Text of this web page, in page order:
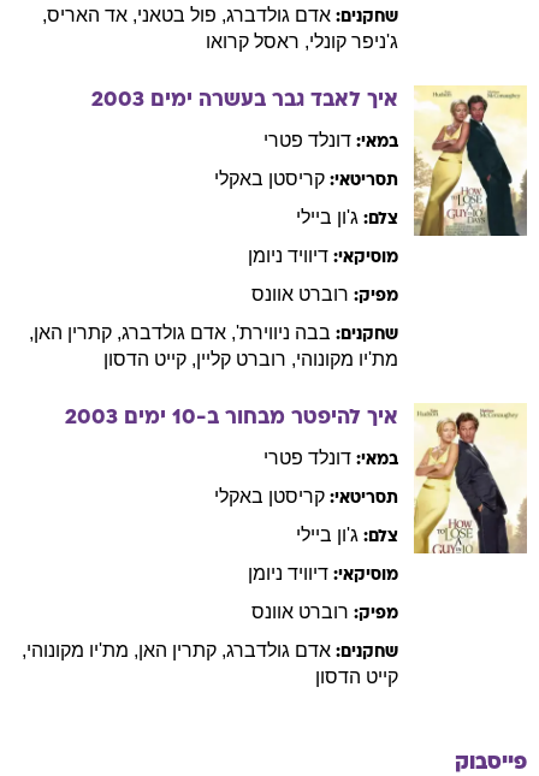
שחקנים: אדם גולדברג, פול בטאני, אד האריס,
ג'ניפר קונלי, ראסל קרואו
איך לאבד גבר בעשרה ימים 2003
במאי: דונלד פטרי
תסריטאי: קריסטן באקלי
צלם: ג'ון ביילי
מוסיקאי: דיוויד ניומן
מפיק: רוברט אוונס
שחקנים: בבה ניווירת', אדם גולדברג, קתרין האן,
מת'יו מקונוהי, רוברט קליין, קייט הדסון
איך להיפטר מבחור ב-10 ימים 2003
במאי: דונלד פטרי
תסריטאי: קריסטן באקלי
צלם: ג'ון ביילי
מוסיקאי: דיוויד ניומן
מפיק: רוברט אוונס
שחקנים: אדם גולדברג, קתרין האן, מת'יו מקונוהי,
קייט הדסון
פייסבוק